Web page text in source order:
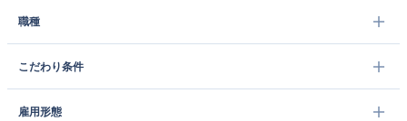
職種
こだわり条件
雇用形態